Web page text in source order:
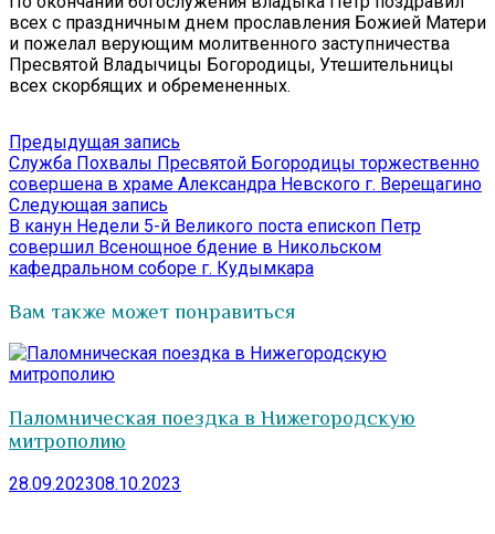
всех с праздничным днем прославления Божией Матери
и пожелал верующим молитвенного заступничества
Пресвятой Владычицы Богородицы, Утешительницы
всех скорбящих и обремененных.
Навигация
по
записям
Предыдущая запись
запись:
Служба Похвалы Пресвятой Богородицы торжественно
совершена в храме Александра Невского г. Верещагино
Следующая запись
запись:
В канун Недели 5-й Великого поста епископ Петр
совершил Всенощное бдение в Никольском
кафедральном соборе г. Кудымкара
Вам также может понравиться
Паломническая поездка в Нижегородскую
митрополию
28.09.202308.10.2023